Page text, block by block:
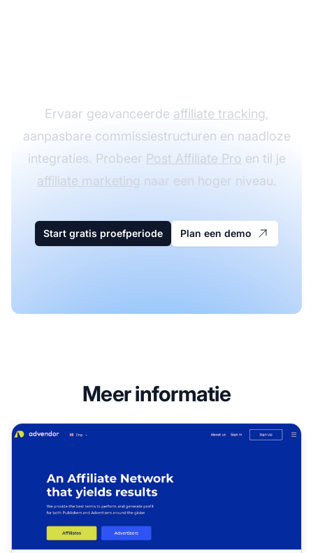
Ervaar geavanceerde affiliate tracking,
aanpasbare commissiestructuren en naadloze
integraties. Probeer Post Affiliate Pro en til je
affiliate marketing naar een hoger niveau.
Start gratis proefperiode Plan een demo
Meer informatie
Advendor Affiliate Programma